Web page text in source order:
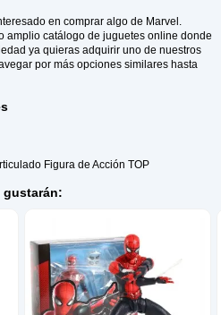
en comprar algo de Marvel.
ya quieras adquirir uno de nuestros
por más opciones similares hasta
Figura de Acción TOP
gustarán: